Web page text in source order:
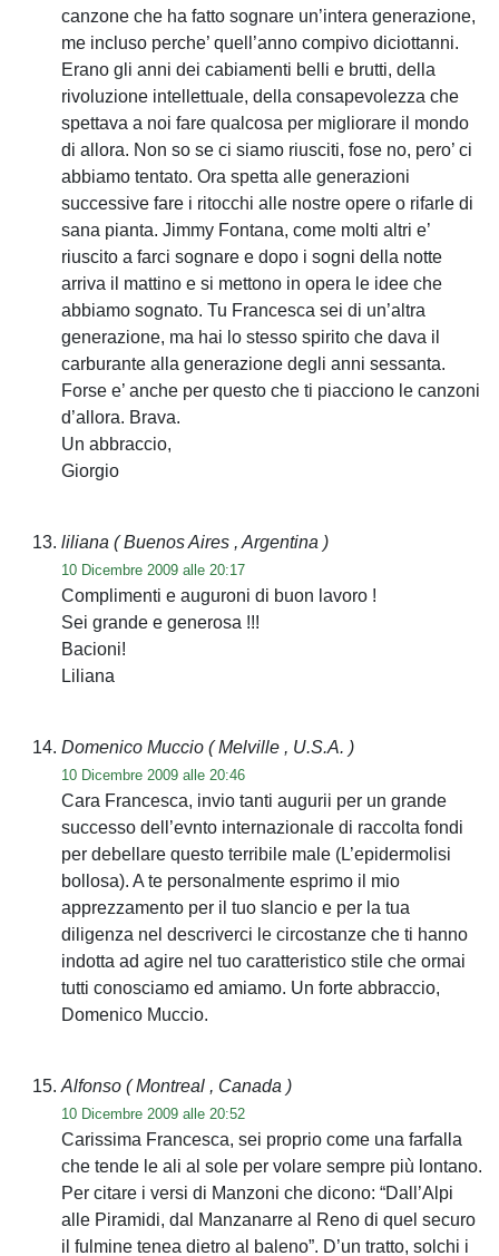
canzone che ha fatto sognare un’intera generazione,
me incluso perche’ quell’anno compivo diciottanni.
Erano gli anni dei cabiamenti belli e brutti, della
rivoluzione intellettuale, della consapevolezza che
spettava a noi fare qualcosa per migliorare il mondo
di allora. Non so se ci siamo riusciti, fose no, pero’ ci
abbiamo tentato. Ora spetta alle generazioni
successive fare i ritocchi alle nostre opere o rifarle di
sana pianta. Jimmy Fontana, come molti altri e’
riuscito a farci sognare e dopo i sogni della notte
arriva il mattino e si mettono in opera le idee che
abbiamo sognato. Tu Francesca sei di un’altra
generazione, ma hai lo stesso spirito che dava il
carburante alla generazione degli anni sessanta.
Forse e’ anche per questo che ti piacciono le canzoni
d’allora. Brava.
Un abbraccio,
Giorgio
liliana ( Buenos Aires , Argentina )
10 Dicembre 2009 alle 20:17
Complimenti e auguroni di buon lavoro !
Sei grande e generosa !!!
Bacioni!
Liliana
Domenico Muccio ( Melville , U.S.A. )
10 Dicembre 2009 alle 20:46
Cara Francesca, invio tanti augurii per un grande
successo dell’evnto internazionale di raccolta fondi
per debellare questo terribile male (L’epidermolisi
bollosa). A te personalmente esprimo il mio
apprezzamento per il tuo slancio e per la tua
diligenza nel descriverci le circostanze che ti hanno
indotta ad agire nel tuo caratteristico stile che ormai
tutti conosciamo ed amiamo. Un forte abbraccio,
Domenico Muccio.
Alfonso ( Montreal , Canada )
10 Dicembre 2009 alle 20:52
Carissima Francesca, sei proprio come una farfalla
che tende le ali al sole per volare sempre più lontano.
Per citare i versi di Manzoni che dicono: “Dall’Alpi
alle Piramidi, dal Manzanarre al Reno di quel securo
il fulmine tenea dietro al baleno”. D’un tratto, solchi i